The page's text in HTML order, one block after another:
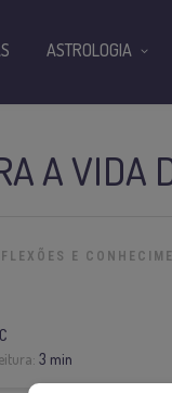
A VIDA
E
3 min
ASTROLOGIA